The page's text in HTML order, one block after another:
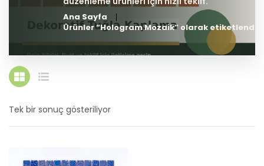
Ana Sayfa
Ürünler “Hologram Mozaik” olarak etiketlendi
Tek bir sonuç gösteriliyor